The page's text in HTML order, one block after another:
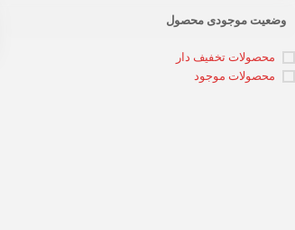
وضعیت موجودی محصول
محصولات تخفیف دار
محصولات موجود